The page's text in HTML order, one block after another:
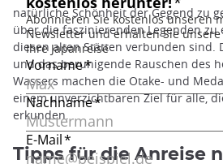
natürliche Schönheit der Gegend zu
über die faszinierenden Legenden
diesen alten Stätten verbunden sind.
und das beruhigende Rauschen des
Wassers machen die Otake- und
einem unverzichtbaren Ziel für alle,
erkunden.
Tipps für die Anreise